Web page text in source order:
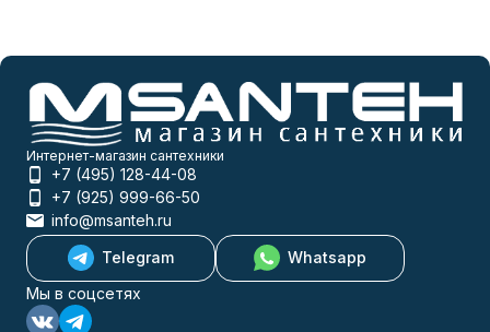
Интернет-магазин сантехники
+7 (495) 128-44-08
+7 (925) 999-66-50
info@msanteh.ru
Telegram
Whatsapp
Мы в соцсетях